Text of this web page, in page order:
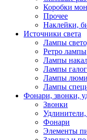
Коробки
Прочее
Наклейки,
Источники света
Лампы
Ретро лампы
Лампы
Лампы
Лампы
Лампы
Фонари, звонки,
Звонки
Удлинители,
Фонари
Элементы